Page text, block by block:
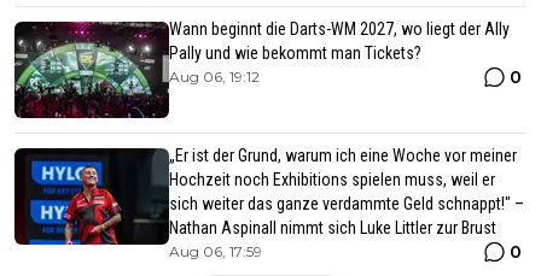
Wann beginnt die Darts-WM 2027, wo liegt der Ally
Pally und wie bekommt man Tickets?
Aug 06, 19:12 0
„Er ist der Grund, warum ich eine Woche vor meiner
Hochzeit noch Exhibitions spielen muss, weil er
sich weiter das ganze verdammte Geld schnappt!" –
Nathan Aspinall nimmt sich Luke Littler zur Brust
Aug 06, 17:59 0